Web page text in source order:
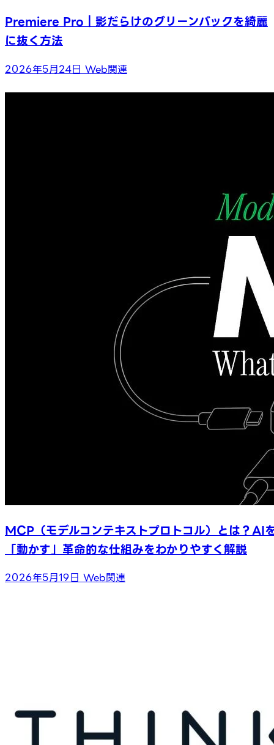
Premiere Pro｜影だらけのグリーンバックを綺麗
に抜く方法
2026年5月24日 Web関連
MCP（モデルコンテキストプロトコル）とは？AI
「動かす」革命的な仕組みをわかりやすく解説
2026年5月19日 Web関連